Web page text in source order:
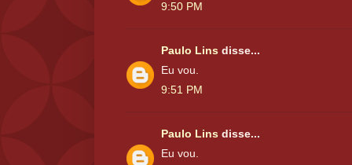
9:50 PM
Paulo Lins disse...
Eu vou.
9:51 PM
Paulo Lins disse...
Eu vou.